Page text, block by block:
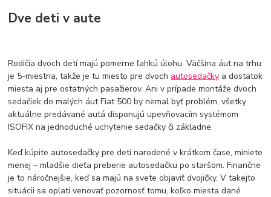
Dve deti v aute
Rodičia dvoch detí majú pomerne ľahkú úlohu. Väčšina áut na trhu
je 5-miestna, takže je tu miesto pre dvoch autosedačky a dostatok
miesta aj pre ostatných pasažierov. Ani v prípade montáže dvoch
sedačiek do malých áut Fiat 500 by nemal byť problém, všetky
aktuálne predávané autá disponujú upevňovacím systémom
ISOFIX na jednoduché uchytenie sedačky či základne.
Keď kúpite autosedačky pre deti narodené v krátkom čase, miniete
menej – mladšie dieťa preberie autosedačku po staršom. Finančne
je to náročnejšie, keď sa majú na svete objaviť dvojičky. V takejto
situácii sa oplatí venovať pozornosť tomu, koľko miesta dané